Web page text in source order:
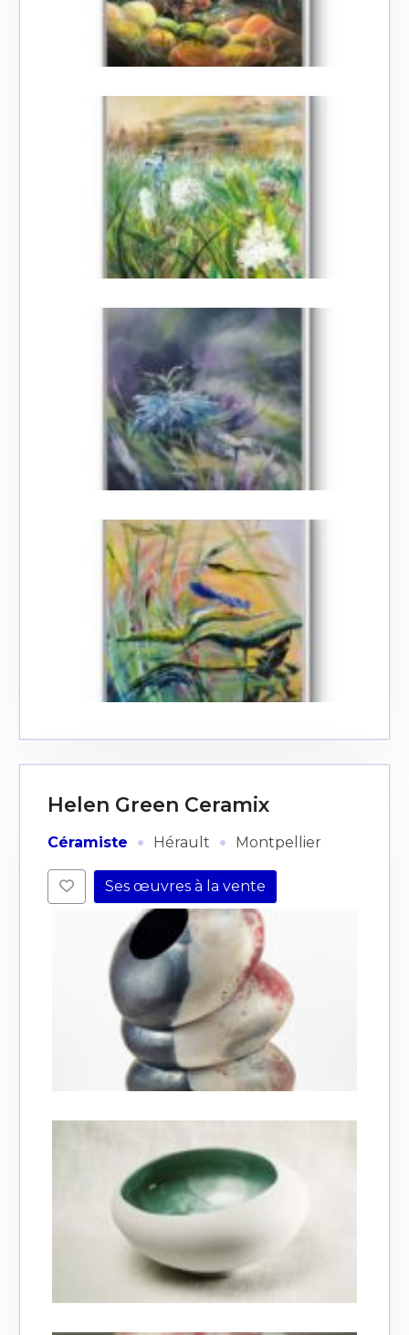
Helen Green Ceramix
Céramiste · Hérault · Montpellier
Ses œuvres à la vente